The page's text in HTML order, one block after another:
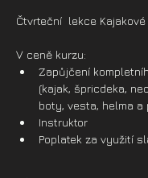
Čtvrteční  lekce Kajakové
V ceně kurzu:
Zapůjčení
(kajak, špricdeka,
boty, vesta, helma a
Instruktor
Poplatek za využití